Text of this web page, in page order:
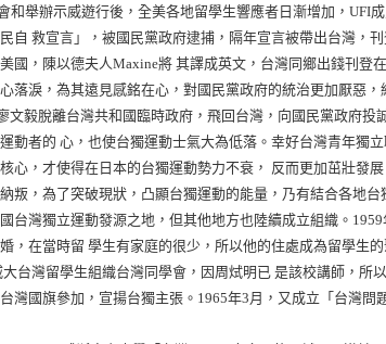
舉辦示威遊行後，全美各地留學生響應者日漸增加，UFI成
自 救宣言」，被國民黨政府逮捕，隔年宣言被帶出台灣，
美國，陳以德夫人Maxine將 其譯成英文，台灣同鄉出錢刊登
落淚，為其遠見感銘在心，對國民黨政府的統治更加厭惡，
毅脫離台灣共和國臨時政府，飛回台灣，向國民黨政府投
動者的 心，也使台獨運動士氣大為低落。幸好台灣青年獨
心，才使得在日本的台獨運動勢力不衰， 反而更加茁壯發
叛，為了突破現狀，凸顯台獨運動的能量，乃有結合各地
灣獨立運動發源之地，但其他地方也陸續成立組織。1959
，在當時留 學生有家庭的很少，所以他的住處成為留學生
台灣留學生組織台灣同學會，因周烒明已 是該校講師，所
灣國旗參加，宣揚台獨主張。1965年3月，又成立「台灣問